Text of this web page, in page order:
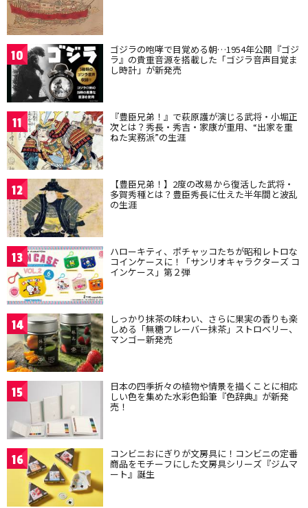
10 ゴジラの咆哮で目覚める朝…1954年公開『ゴジ
ラ』の貴重音源を搭載した「ゴジラ音声目覚ま
し時計」が新発売
11 『豊臣兄弟！』で萩原護が演じる武将・小堀正
次とは？秀長・秀吉・家康が重用、“出家を重
ねた実務派”の生涯
12 【豊臣兄弟！】2度の改易から復活した武将・
多賀秀種とは？豊臣秀長に仕えた半年間と波乱
の生涯
13 ハローキティ、ポチャッコたちが昭和レトロな
コインケースに！「サンリオキャラクターズ コ
インケース」第２弾
14 しっかり抹茶の味わい、さらに果実の香りも楽
しめる「無糖フレーバー抹茶」ストロベリー、
マンゴー新発売
15 日本の四季折々の植物や情景を描くことに相応
しい色を集めた水彩色鉛筆『色辞典』が新発
売！
16 コンビニおにぎりが文房具に！コンビニの定番
商品をモチーフにした文房具シリーズ『ジムマ
ート』誕生